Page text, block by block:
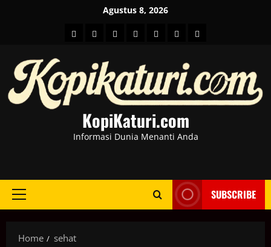
Agustus 8, 2026
HOMEBeritahot
BusinessKesehatan
SportEntertainment
KopiKaturi.com
Informasi Dunia Menanti Anda
Primary
SUBSCRIBE
Home sehat